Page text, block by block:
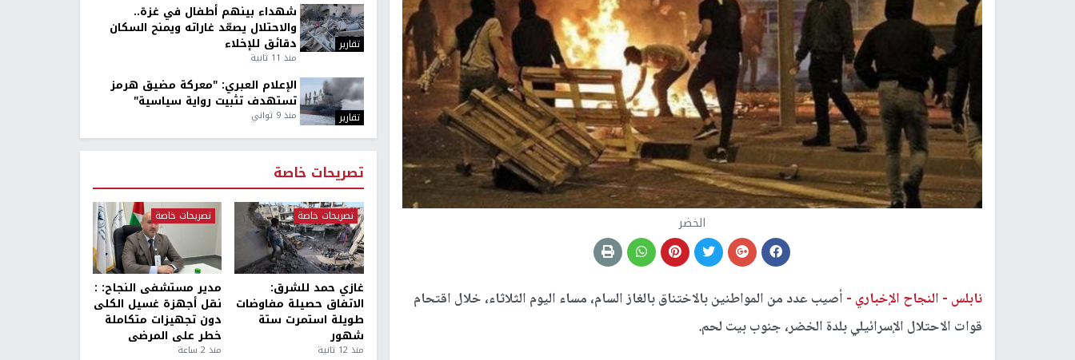
الخضر
نابلس - النجاح الإخباري - أصيب عدد من المواطنين بالاختناق بالغاز السام، مساء اليوم الثلاثاء، خلال اقتحام
قوات الاحتلال الإسرائيلي بلدة الخضر، جنوب بيت لحم.
تقارير
شهداء بينهم أطفال في غزة..
والاحتلال يصعّد غاراته ويمنح السكان
دقائق للإخلاء
منذ 11 ثانية
تقارير
الإعلام العبري: "معركة مضيق هرمز
تستهدف تثبيت رواية سياسية"
منذ 9 ثواني
تصريحات خاصة
تصريحات خاصة
غازي حمد للشرق:
الاتفاق حصيلة مفاوضات
طويلة استمرت ستة
شهور
منذ 12 ثانية
تصريحات خاصة
مدير مستشفى النجاح: :
نقل أجهزة غسيل الكلى
دون تجهيزات متكاملة
خطر على المرضى
منذ 2 ساعة